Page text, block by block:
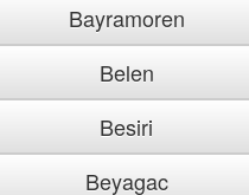
Bayramoren
Belen
Besiri
Beyagac